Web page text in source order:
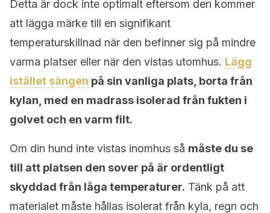
Detta är dock inte optimalt eftersom den kommer
att lägga märke till en signifikant
temperaturskillnad när den befinner sig på mindre
varma platser eller när den vistas utomhus. Lägg
istället sängen på sin vanliga plats, borta från
kylan, med en madrass isolerad från fukten i
golvet och en varm filt.
Om din hund inte vistas inomhus så måste du se
till att platsen den sover på är ordentligt
skyddad från låga temperaturer. Tänk på att
materialet måste hållas isolerat från kyla, regn och